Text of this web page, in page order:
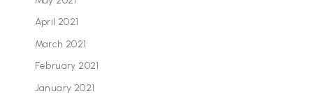
April 2021
March 2021
February 2021
January 2021